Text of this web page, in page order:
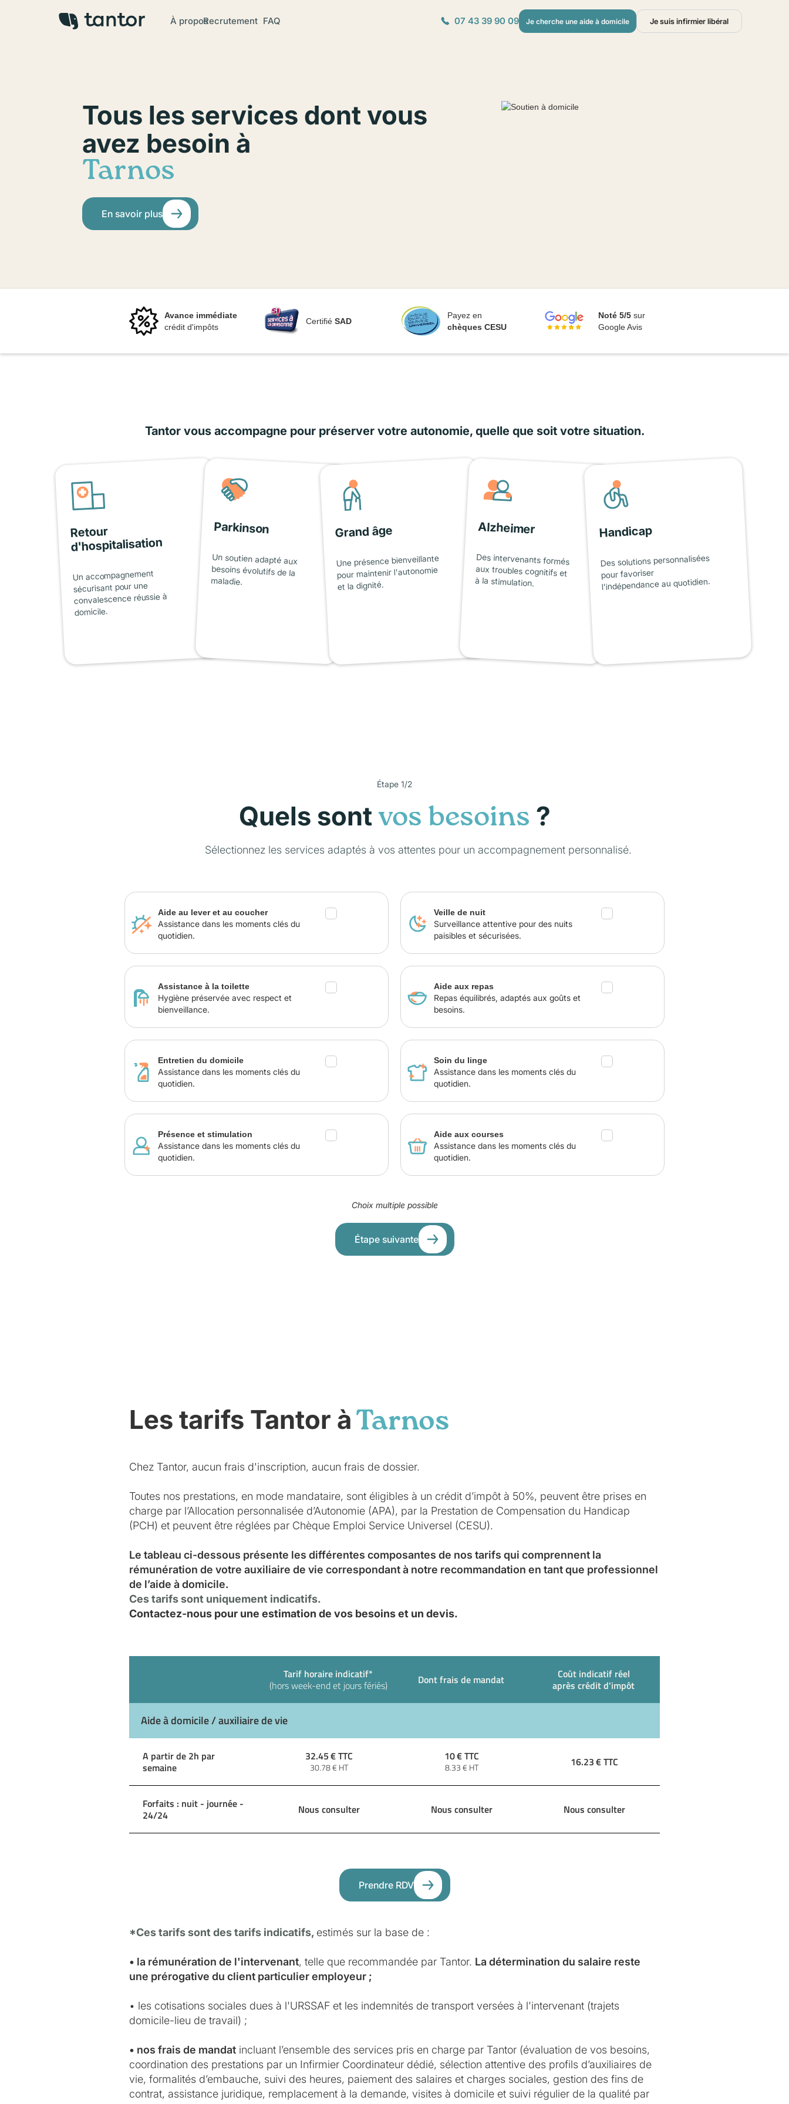
À proposRecrutement FAQ 07 43 39 90 09 Je cherche une aide à domicile Je suis infirmier libéral
Tous les services dont vous
avez besoin à
Tarnos
En savoir plus
Avance immédiate
crédit d'impôts
CertifiéSAD
Payez en
chèques CESU
Noté 5/5sur
Google Avis
Tantor vous accompagne pour préserver votre autonomie, quelle que soit votre situation.
Retour
d'hospitalisation
Un accompagnement
sécurisant pour une
convalescence réussie à
domicile.
Parkinson
Un soutien adapté aux
besoins évolutifs de la
maladie.
Grand âge
Une présence bienveillante
pour maintenir l'autonomie
et la dignité.
Alzheimer
Des intervenants formés
aux troubles cognitifs et
à la stimulation.
Handicap
Des solutions personnalisées
pour favoriser
l'indépendance au quotidien.
Étape 1/2
Quels sont vos besoins ?
Sélectionnez les services adaptés à vos attentes pour un accompagnement personnalisé.
Aide au lever et au coucher
Assistance dans les moments clés du
quotidien.
Veille de nuit
Surveillance attentive pour des nuits
paisibles et sécurisées.
Assistance à la toilette
Hygiène préservée avec respect et
bienveillance.
Aide aux repas
Repas équilibrés, adaptés aux goûts et
besoins.
Entretien du domicile
Assistance dans les moments clés du
quotidien.
Soin du linge
Assistance dans les moments clés du
quotidien.
Présence et stimulation
Assistance dans les moments clés du
quotidien.
Aide aux courses
Assistance dans les moments clés du
quotidien.
Choix multiple possible
Étape suivante
Les tarifs Tantor à Tarnos
Chez Tantor, aucun frais d'inscription, aucun frais de dossier.
Toutes nos prestations, en mode mandataire, sont éligibles à un crédit d’impôt à 50%, peuvent être prises en
charge par l’Allocation personnalisée d’Autonomie (APA), par la Prestation de Compensation du Handicap
(PCH) et peuvent être réglées par Chèque Emploi Service Universel (CESU).
Le tableau ci-dessous présente les différentes composantes de nos tarifs qui comprennent la
rémunération de votre auxiliaire de vie correspondant à notre recommandation en tant que professionnel
de l’aide à domicile.
Ces tarifs sont uniquement indicatifs.
Contactez-nous pour une estimation de vos besoins et un devis.
Tarif horaire indicatif*
(hors week-end et jours fériés)
Dont frais de mandat
Coût indicatif réel
après crédit d'impôt
Aide à domicile / auxiliaire de vie
A partir de 2h par
semaine
32.45€ TTC
30.78€ HT
10€ TTC
8.33€ HT 16.23€ TTC
Forfaits : nuit - journée -
24/24
Nous consulter Nous consulter Nous consulter
Prendre RDV
*Ces tarifs sont des tarifs indicatifs, estimés sur la base de :
• la rémunération de l'intervenant, telle que recommandée par Tantor. La détermination du salaire reste
une prérogative du client particulier employeur ;
• les cotisations sociales dues à l'URSSAF et les indemnités de transport versées à l'intervenant (trajets
domicile-lieu de travail) ;
• nos frais de mandat incluant l’ensemble des services pris en charge par Tantor (évaluation de vos besoins,
coordination des prestations par un Infirmier Coordinateur dédié, sélection attentive des profils d’auxiliaires de
vie, formalités d’embauche, suivi des heures, paiement des salaires et charges sociales, gestion des fins de
contrat, assistance juridique, remplacement à la demande, visites à domicile et suivi régulier de la qualité par